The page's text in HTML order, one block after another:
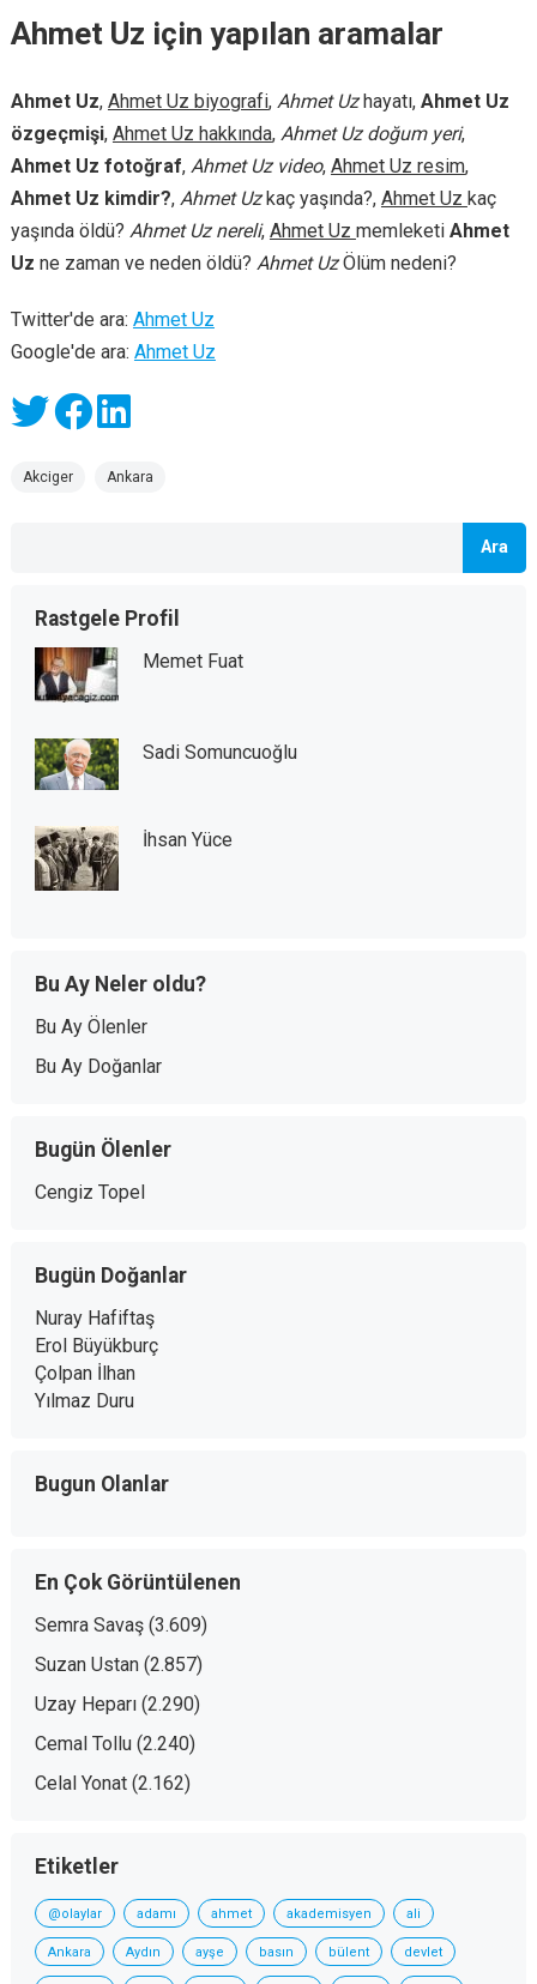
Ahmet Uz için yapılan aramalar
Ahmet Uz, Ahmet Uz biyografi, Ahmet Uzhayatı, Ahmet Uz
özgeçmişi, Ahmet Uz hakkında, Ahmet Uz doğum yeri,
Ahmet Uz fotoğraf, Ahmet Uz video, Ahmet Uz resim,
Ahmet Uz kimdir?, Ahmet Uzkaç yaşında?, Ahmet Uz kaç
yaşında öldü? Ahmet Uz nereli, Ahmet Uz memleketi Ahmet
Uz ne zaman ve neden öldü? Ahmet UzÖlüm nedeni?
Twitter'de ara: Ahmet Uz
Google'de ara: Ahmet Uz
Akciger Ankara
Ara
Rastgele Profil
Memet Fuat
Sadi Somuncuoğlu
İhsan Yüce
Bu Ay Neler oldu?
Bu Ay Ölenler
Bu Ay Doğanlar
Bugün Ölenler
Cengiz Topel
Bugün Doğanlar
Nuray Hafiftaş
Erol Büyükburç
Çolpan İlhan
Yılmaz Duru
Bugun Olanlar
En Çok Görüntülenen
Semra Savaş (3.609)
Suzan Ustan (2.857)
Uzay Heparı (2.290)
Cemal Tollu (2.240)
Celal Yonat (2.162)
Etiketler
@olaylar adamı ahmet akademisyen ali
Ankara Aydın ayşe basın bülent devlet